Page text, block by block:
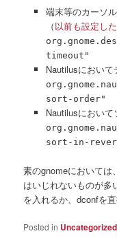
端末等のカーソ
（以前も設定した
timeout"
Nautilusにおい
sort-order"
Nautilusにおい
sort-in-
素のgnomeにおいては
はいじれないものが
を入れるか、dconfを
Posted in Uncategorized